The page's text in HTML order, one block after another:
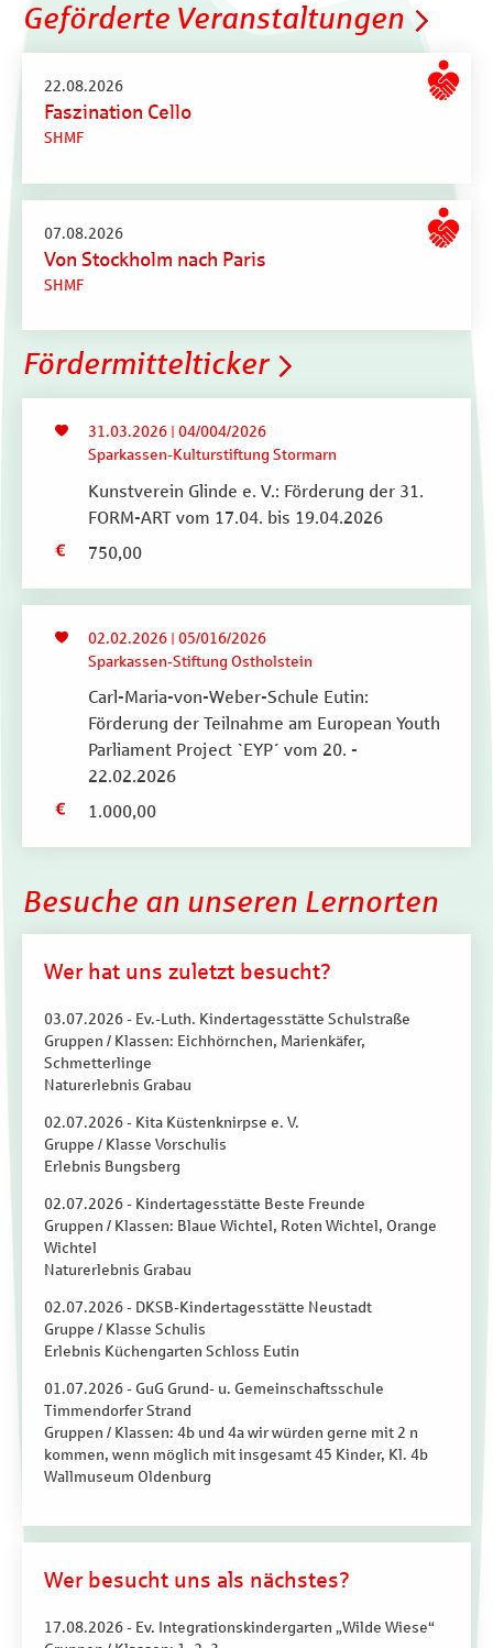
Geförderte Veranstaltungen
22.08.2026
Faszination Cello
SHMF
07.08.2026
Von Stockholm nach Paris
SHMF
Fördermittelticker
31.03.2026 | 04/004/2026
Sparkassen-Kulturstiftung Stormarn
Kunstverein Glinde e. V.: Förderung der 31.
FORM-ART vom 17.04. bis 19.04.2026
750,00
02.02.2026 | 05/016/2026
Sparkassen-Stiftung Ostholstein
Carl-Maria-von-Weber-Schule Eutin:
Förderung der Teilnahme am European Youth
Parliament Project `EYP´ vom 20. -
22.02.2026
1.000,00
Besuche an unseren Lernorten
Wer hat uns zuletzt besucht?
03.07.2026 - Ev.-Luth. Kindertagesstätte Schulstraße
Gruppen / Klassen: Eichhörnchen, Marienkäfer,
Schmetterlinge
Naturerlebnis Grabau
02.07.2026 - Kita Küstenknirpse e. V.
Gruppe / Klasse Vorschulis
Erlebnis Bungsberg
02.07.2026 - Kindertagesstätte Beste Freunde
Gruppen / Klassen: Blaue Wichtel, Roten Wichtel, Orange
Wichtel
Naturerlebnis Grabau
02.07.2026 - DKSB-Kindertagesstätte Neustadt
Gruppe / Klasse Schulis
Erlebnis Küchengarten Schloss Eutin
01.07.2026 - GuG Grund- u. Gemeinschaftsschule
Timmendorfer Strand
Gruppen / Klassen: 4b und 4a wir würden gerne mit 2 n
kommen, wenn möglich mit insgesamt 45 Kinder, Kl. 4b
Wallmuseum Oldenburg
Wer besucht uns als nächstes?
17.08.2026 - Ev. Integrationskindergarten „Wilde Wiese“